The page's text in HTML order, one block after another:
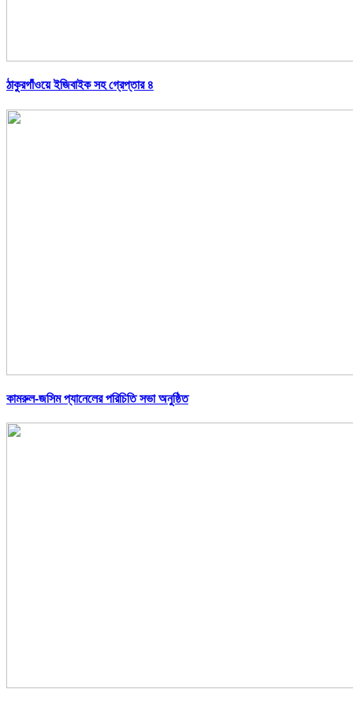
ঠাকুরগাঁওয়ে ইজিবাইক সহ গ্রেপ্তার ৪
কামরুল-জসিম প্যানেলের পরিচিতি সভা অনুষ্ঠিত